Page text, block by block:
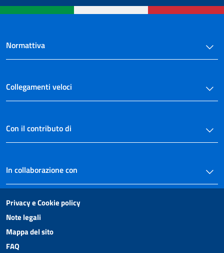
Art. 44
Art. 46
TITOLO V
Art. 47
Art. 48
Art. 50
Art. 51
Art. 53
TITOLO VI
Art. 54
Art. 55
Normattiva
Collegamenti veloci
Con il contributo di
In collaborazione con
Privacy e Cookie policy
Note legali
Mappa del sito
FAQ